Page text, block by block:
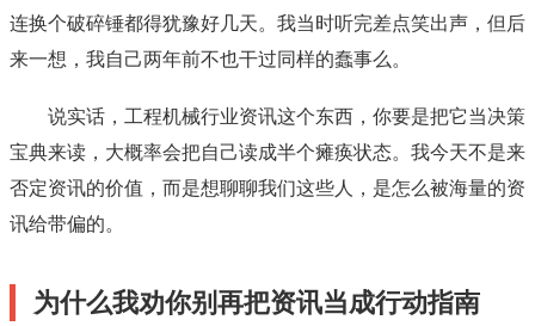
连换个破碎锤都得犹豫好几天。我当时听完差点笑出声，但后
来一想，我自己两年前不也干过同样的蠢事么。
说实话，工程机械行业资讯这个东西，你要是把它当决策
宝典来读，大概率会把自己读成半个瘫痪状态。我今天不是来
否定资讯的价值，而是想聊聊我们这些人，是怎么被海量的资
讯给带偏的。
为什么我劝你别再把资讯当成行动指南